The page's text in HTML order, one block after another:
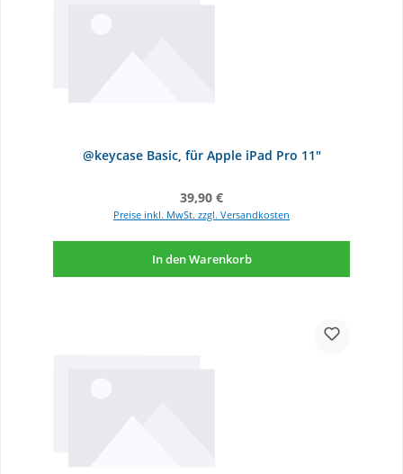
@keycase Basic, für Apple iPad Pro 11"
Regulärer Preis:
39,90 €
Preise inkl. MwSt. zzgl. Versandkosten
In den Warenkorb